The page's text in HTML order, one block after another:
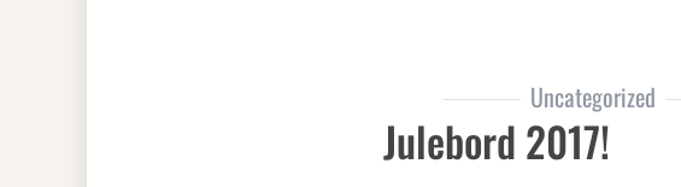
Uncategorized
Julebord 2017!